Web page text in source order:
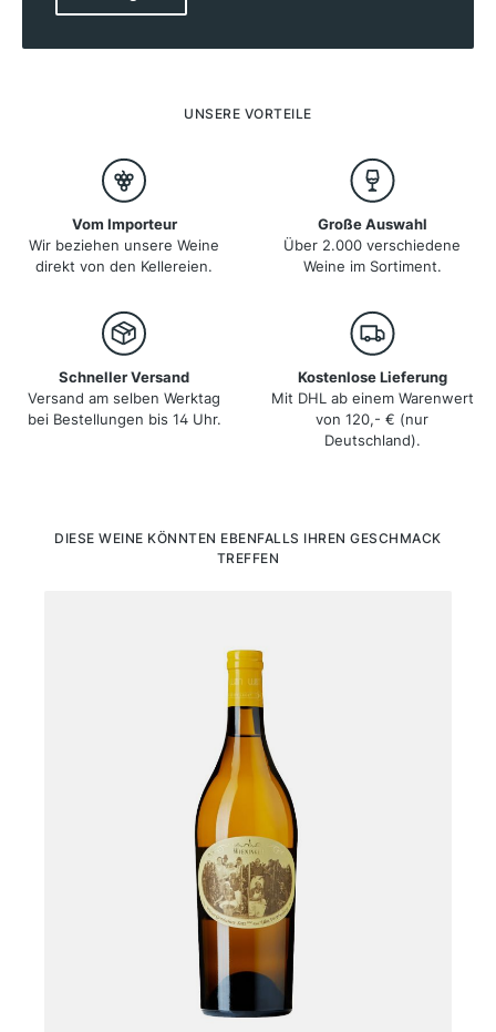
Vielfalt an Terroirs, die den Weinen ihren einzigartigen
Gewürztraminer und Pinot Gris hergestellt werden.
Rebsorte auf dem Etikett – eine Seltenheit in
Frankreich. Auch der Crémant d'Alsace, ein
traditioneller Schaumwein, erfreut sich großer
Beliebtheit.
UNSERE VORTEILE
Vom Importeur
Wir beziehen unsere Weine
direkt von den Kellereien.
Große Auswahl
Über 2.000 verschiedene
Weine im Sortiment.
Schneller Versand
Versand am selben Werktag
bei Bestellungen bis 14 Uhr.
Kostenlose Lieferung
Mit DHL ab einem Warenwert
von 120,- € (nur
Deutschland).
Produktgalerie überspringen
DIESE WEINE KÖNNTEN EBENFALLS IHREN GESCHMACK
TREFFEN